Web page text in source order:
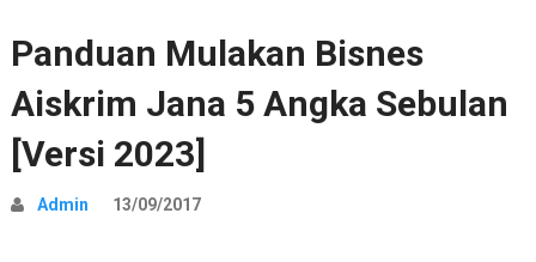
Panduan Mulakan Bisnes
Aiskrim Jana 5 Angka Sebulan
[Versi 2023]
Admin 13/09/2017